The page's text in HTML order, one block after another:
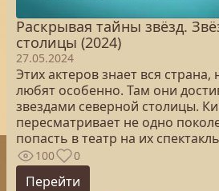
Раскрывая тайны звёзд.
столицы (2024)
27.05.2024
Этих актеров знает вся
любят особенно. Там они
звездами северной столицы.
пересматривает не одно
попасть в театр на их
100 0
Перейти